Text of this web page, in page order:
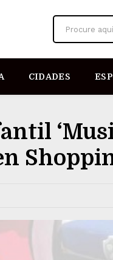
Procure
CIDADES